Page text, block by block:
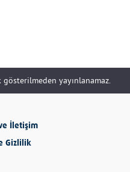
Vicdan, kanla ölçülmez
gösterilmeden yayınlanamaz.
İletişim
Gizlilik